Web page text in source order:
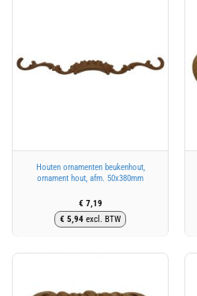
Houten ornamenten beukenhout,
ornament hout, afm. 50x380mm
€ 7,19
€ 5,94 excl. BTW